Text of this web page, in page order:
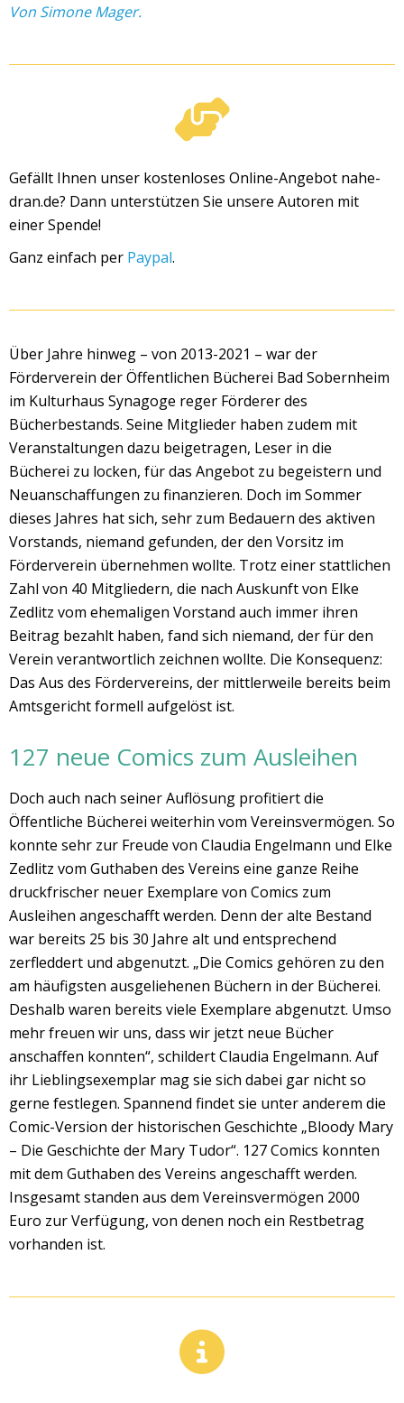
Von Simone Mager.
Gefällt Ihnen unser kostenloses Online-Angebot nahe-
dran.de? Dann unterstützen Sie unsere Autoren mit
einer Spende!
Ganz einfach per Paypal.
Über Jahre hinweg – von 2013-2021 – war der
Förderverein der Öffentlichen Bücherei Bad Sobernheim
im Kulturhaus Synagoge reger Förderer des
Bücherbestands. Seine Mitglieder haben zudem mit
Veranstaltungen dazu beigetragen, Leser in die
Bücherei zu locken, für das Angebot zu begeistern und
Neuanschaffungen zu finanzieren. Doch im Sommer
dieses Jahres hat sich, sehr zum Bedauern des aktiven
Vorstands, niemand gefunden, der den Vorsitz im
Förderverein übernehmen wollte. Trotz einer stattlichen
Zahl von 40 Mitgliedern, die nach Auskunft von Elke
Zedlitz vom ehemaligen Vorstand auch immer ihren
Beitrag bezahlt haben, fand sich niemand, der für den
Verein verantwortlich zeichnen wollte. Die Konsequenz:
Das Aus des Fördervereins, der mittlerweile bereits beim
Amtsgericht formell aufgelöst ist.
127 neue Comics zum Ausleihen
Doch auch nach seiner Auflösung profitiert die
Öffentliche Bücherei weiterhin vom Vereinsvermögen. So
konnte sehr zur Freude von Claudia Engelmann und Elke
Zedlitz vom Guthaben des Vereins eine ganze Reihe
druckfrischer neuer Exemplare von Comics zum
Ausleihen angeschafft werden. Denn der alte Bestand
war bereits 25 bis 30 Jahre alt und entsprechend
zerfleddert und abgenutzt. „Die Comics gehören zu den
am häufigsten ausgeliehenen Büchern in der Bücherei.
Deshalb waren bereits viele Exemplare abgenutzt. Umso
mehr freuen wir uns, dass wir jetzt neue Bücher
anschaffen konnten“, schildert Claudia Engelmann. Auf
ihr Lieblingsexemplar mag sie sich dabei gar nicht so
gerne festlegen. Spannend findet sie unter anderem die
Comic-Version der historischen Geschichte „Bloody Mary
– Die Geschichte der Mary Tudor“. 127 Comics konnten
mit dem Guthaben des Vereins angeschafft werden.
Insgesamt standen aus dem Vereinsvermögen 2000
Euro zur Verfügung, von denen noch ein Restbetrag
vorhanden ist.